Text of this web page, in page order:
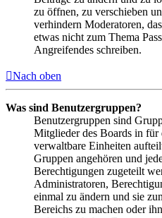
zu öffnen, zu verschieben
verhindern Moderatoren,
etwas nicht zum Thema
Angreifendes schreiben.
Nach oben
Was sind Benutzergruppen?
Benutzergruppen sind
Mitglieder des Boards in
verwaltbare Einheiten
Gruppen angehören und
Berechtigungen zugeteilt
Administratoren,
einmal zu ändern und sie
Bereichs zu machen oder